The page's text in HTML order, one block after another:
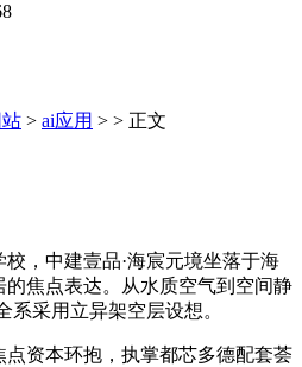
> ai应用 > > 正文
，中建壹品·海宸元境坐落于海
焦点表达。从水质空气到空间静
系采用立异架空层设想。
资本环抱，执掌都芯多德配套荟